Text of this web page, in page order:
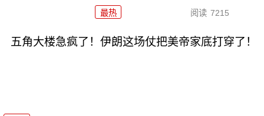
最热 阅读 7215
五角大楼急疯了！伊朗这场仗把美帝家底打穿了！